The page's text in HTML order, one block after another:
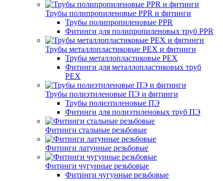
Трубы полипропиленовые PPR и фитинги
Трубы полипропиленовые PPR
Фитинги для полипропиленовых труб PPR
Трубы металлопластиковые PEX и фитинги
Трубы металлопластиковые PEX
Фитинги для металлопластиковых труб
PEX
Трубы полиэтиленовые ПЭ и фитинги
Трубы полиэтиленовые ПЭ
Фитинги для полиэтиленовых труб ПЭ
Фитинги стальные резьбовые
Фитинги латунные резьбовые
Фитинги чугунные резьбовые
Фитинги чугунные резьбовые